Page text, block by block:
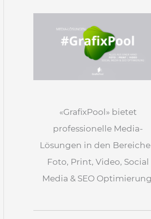
«GrafixPool» bietet
professionelle Media-
Lösungen in den
Foto, Print, Video, Social
Media & SEO